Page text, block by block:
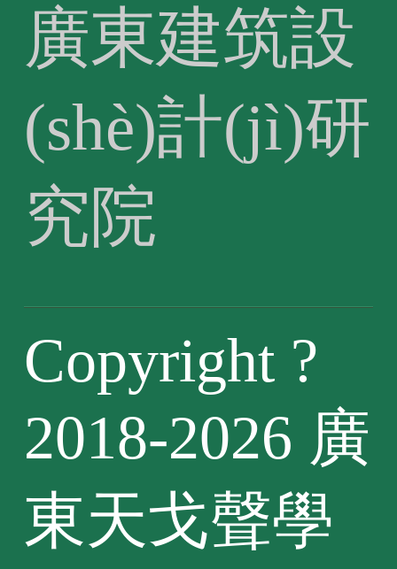
廣東建筑設
(shè)計(jì)研
究院
Copyright ?
2018-2026 廣
東天戈聲學